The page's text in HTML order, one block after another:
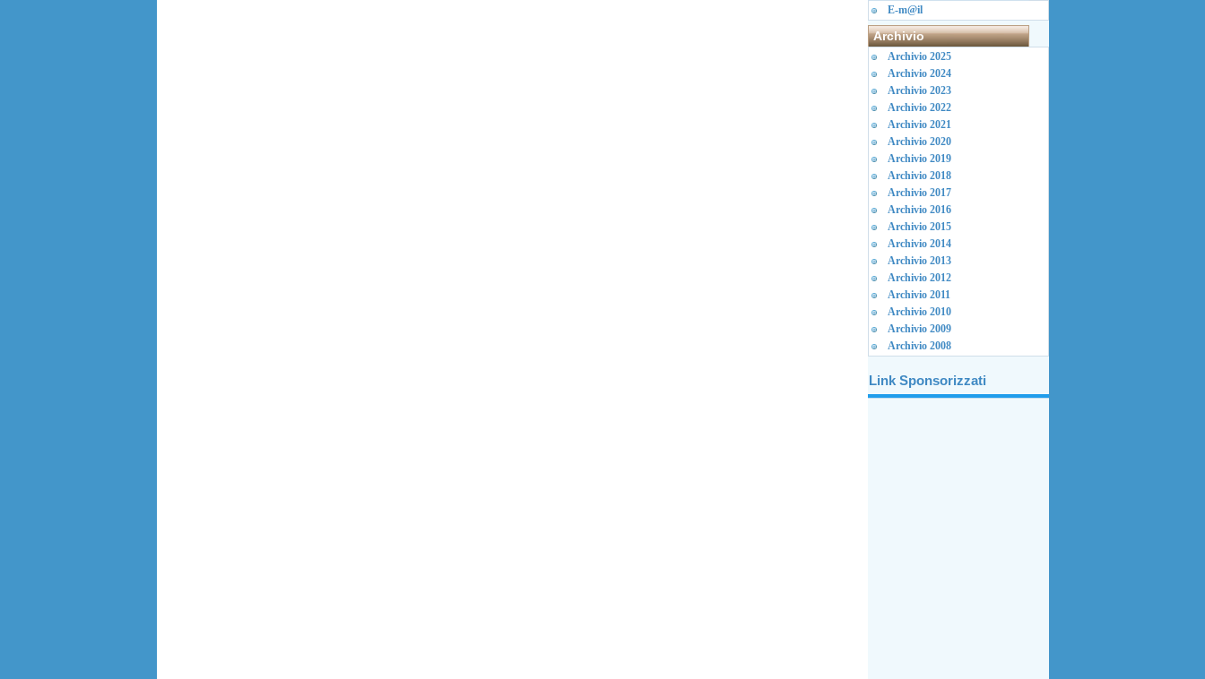
E-m@il
Archivio
Archivio 2025
Archivio 2024
Archivio 2023
Archivio 2022
Archivio 2021
Archivio 2020
Archivio 2019
Archivio 2018
Archivio 2017
Archivio 2016
Archivio 2015
Archivio 2014
Archivio 2013
Archivio 2012
Archivio 2011
Archivio 2010
Archivio 2009
Archivio 2008
Link Sponsorizzati